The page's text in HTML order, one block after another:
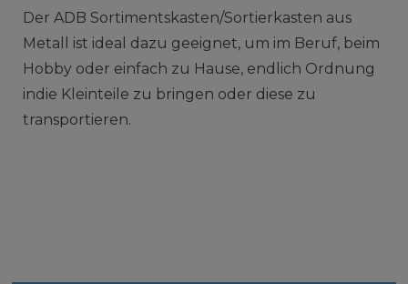
Der ADB Sortimentskasten/Sortierkasten aus
Metall ist ideal dazu geeignet, um im Beruf, beim
Hobby oder einfach zu Hause, endlich Ordnung
indie Kleinteile zu bringen oder diese zu
transportieren.